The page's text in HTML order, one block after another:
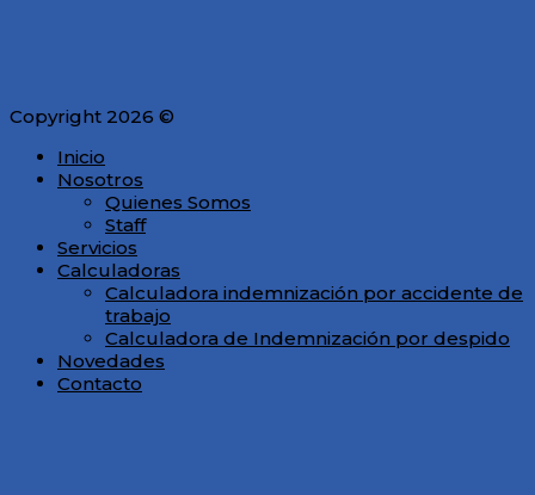
Copyright 2026 ©
Inicio
Nosotros
Quienes Somos
Staff
Servicios
Calculadoras
Calculadora indemnización por accidente de
trabajo
Calculadora de Indemnización por despido
Novedades
Contacto